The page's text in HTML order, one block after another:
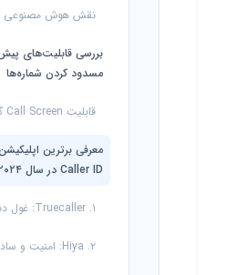
نقش هوش مصنوعی
بررسی قابلیت‌های
مسدود کردن شماره‌ها
قابلیت Call Screen گوگل
معرفی برترین
Caller ID در سال ۲۰۲۴
۱. Truecaller: غول دنیای شناسایی تماس
۲. Hiya: امنیت و سادگی